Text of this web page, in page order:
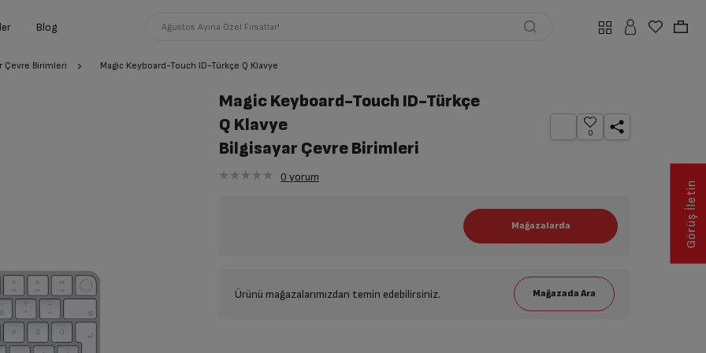
Blog Ağustos Ayına Özel Fırsatlar!
Çevre Birimleri Magic Keyboard-Touch ID-Türkçe Q Klavye
Magic Keyboard-Touch ID-Türkçe
Q Klavye
Bilgisayar Çevre Birimleri
0
0 yorum
Ürünü mağazalarımızdan temin edebilirsiniz.
Görüş İletin